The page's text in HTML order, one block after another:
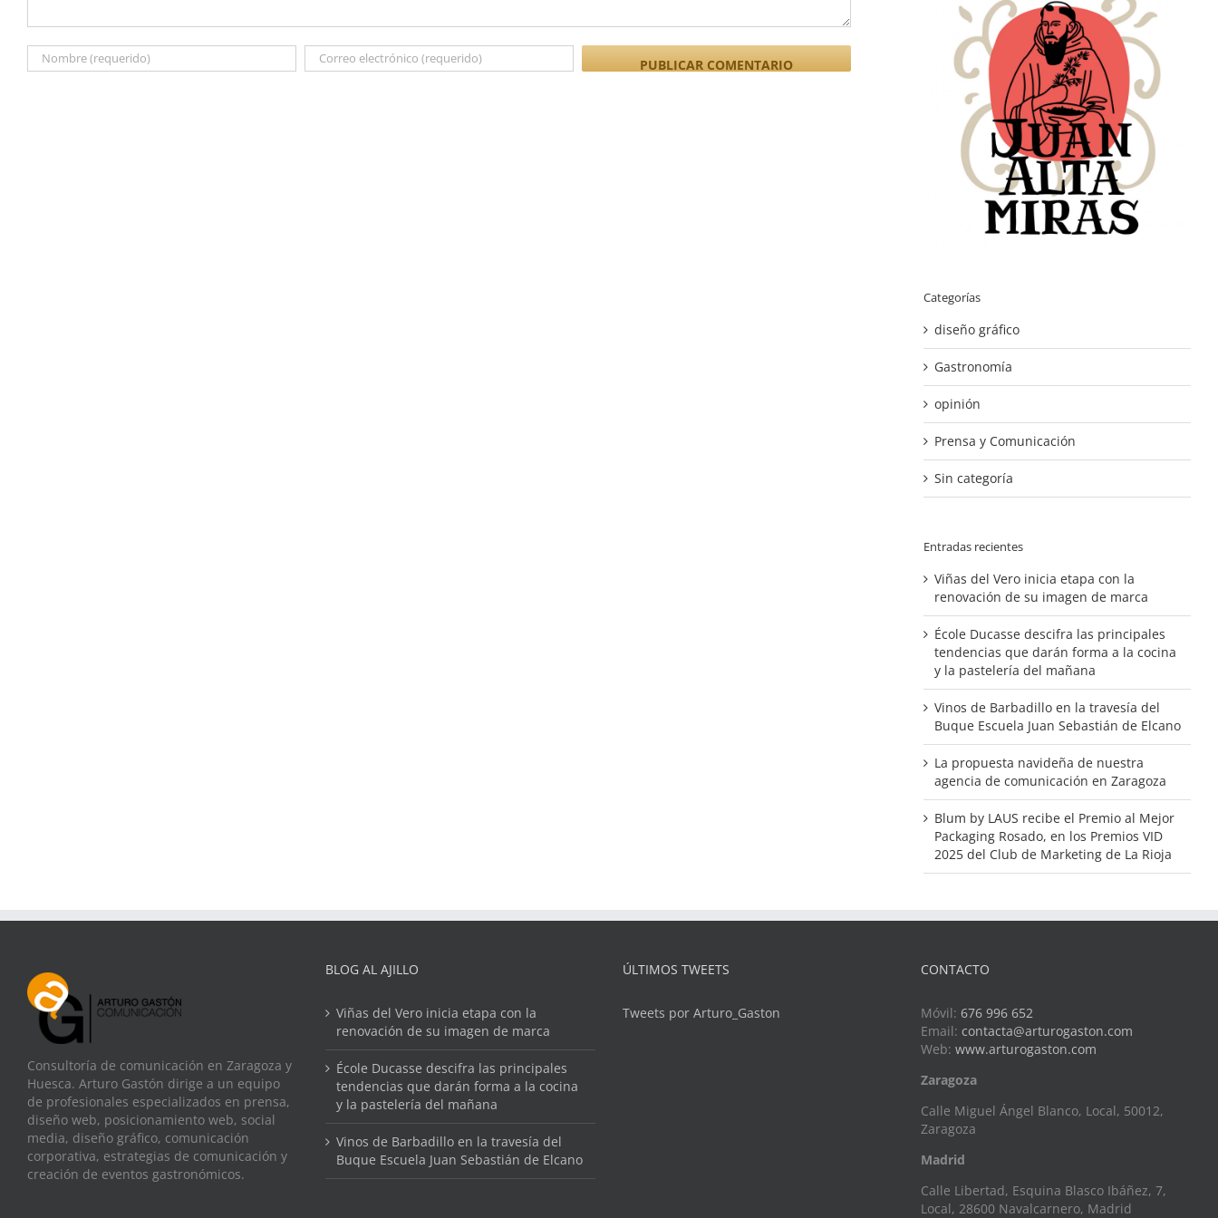
Categorías
diseño gráfico
Gastronomía
opinión
Prensa y Comunicación
Sin categoría
Entradas recientes
Viñas del Vero inicia etapa con la
renovación de su imagen de marca
École Ducasse descifra las principales
tendencias que darán forma a la cocina
y la pastelería del mañana
Vinos de Barbadillo en la travesía del
Buque Escuela Juan Sebastián de Elcano
La propuesta navideña de nuestra
agencia de comunicación en Zaragoza
Blum by LAUS recibe el Premio al Mejor
Packaging Rosado, en los Premios VID
2025 del Club de Marketing de La Rioja
Consultoría de comunicación en Zaragoza y
Huesca. Arturo Gastón dirige a un equipo
de profesionales especializados en prensa,
diseño web, posicionamiento web, social
media, diseño gráfico, comunicación
corporativa, estrategias de comunicación y
creación de eventos gastronómicos.
BLOG AL AJILLO
Viñas del Vero inicia etapa con la
renovación de su imagen de marca
École Ducasse descifra las principales
tendencias que darán forma a la cocina
y la pastelería del mañana
Vinos de Barbadillo en la travesía del
Buque Escuela Juan Sebastián de Elcano
ÚLTIMOS TWEETS
Tweets por Arturo_Gaston
CONTACTO
Móvil: 676 996 652
Email: contacta@arturogaston.com
Web: www.arturogaston.com
Zaragoza
Calle Miguel Ángel Blanco, Local, 50012,
Zaragoza
Madrid
Calle Libertad, Esquina Blasco Ibáñez, 7,
Local, 28600 Navalcarnero, Madrid